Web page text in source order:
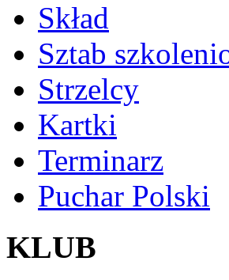
Skład
Sztab
Strzelcy
Kartki
Terminarz
Puchar Polski
KLUB